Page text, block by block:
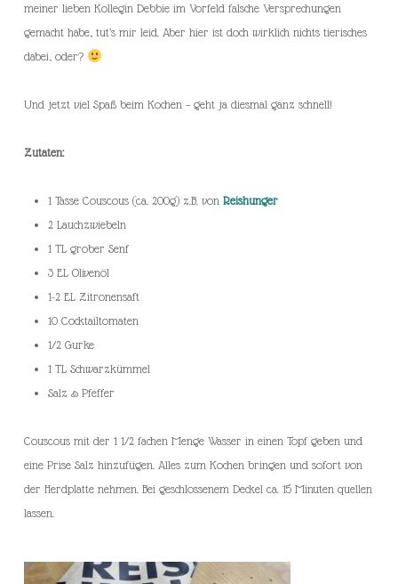
meiner lieben Kollegin Debbie im Vorfeld falsche Versprechungen
gemacht habe, tut’s mir leid. Aber hier ist doch wirklich nichts tierisches
dabei, oder?
Und jetzt viel Spaß beim Kochen – geht ja diesmal ganz schnell!
Zutaten:
1 Tasse Couscous (ca. 200g) z.B. von Reishunger
2 Lauchzwiebeln
1 TL grober Senf
3 EL Olivenöl
1-2 EL Zitronensaft
10 Cocktailtomaten
1/2 Gurke
1 TL Schwarzkümmel
Salz & Pfeffer
Couscous mit der 1 1/2 fachen Menge Wasser in einen Topf geben und
eine Prise Salz hinzufügen. Alles zum Kochen bringen und sofort von
der Herdplatte nehmen. Bei geschlossenem Deckel ca. 15 Minuten quellen
lassen.